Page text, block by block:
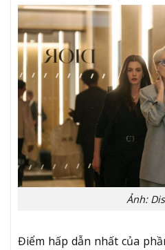
Ảnh:
Điểm hấp dẫn nhất của